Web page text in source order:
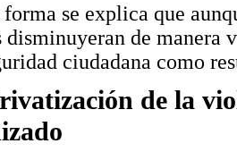
forma se explica que
disminuyeran de manera
ciudadana como
de la